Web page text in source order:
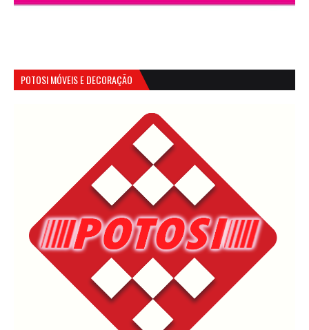
POTOSI MÓVEIS E DECORAÇÃO